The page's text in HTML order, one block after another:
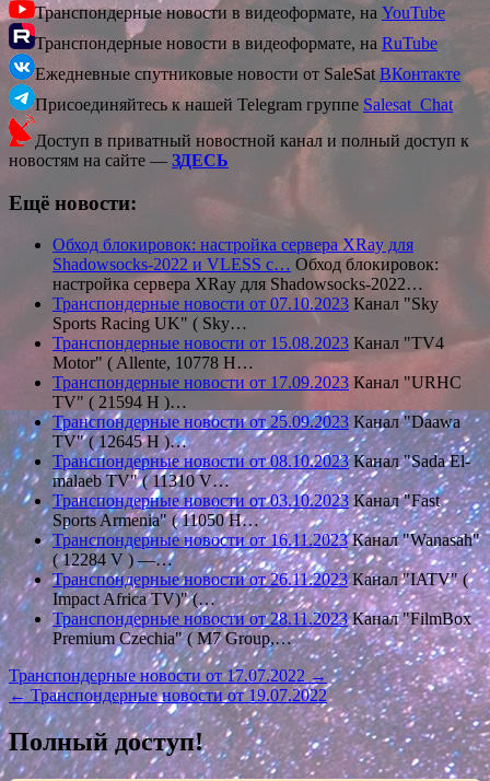
Транспондерные новости в видеоформате, на YouTube
Транспондерные новости в видеоформате, на RuTube
Ежедневные спутниковые новости от SaleSatВКонтакте
Присоединяйтесь к нашей Telegram группе Salesat_Chat
Доступ в приватный новостной канал и полный доступ к
новостям на сайте — ЗДЕСЬ
Ещё новости:
Обход блокировок: настройка сервера XRay для
Shadowsocks-2022 и VLESS с… Обход блокировок:
настройка сервера XRay для Shadowsocks-2022…
Транспондерные новости от 07.10.2023 Канал "Sky
Sports Racing UK" ( Sky…
Транспондерные новости от 15.08.2023 Канал "TV4
Motor" ( Allente, 10778 H…
Транспондерные новости от 17.09.2023 Канал "URHC
TV" ( 21594 Н )…
Транспондерные новости от 25.09.2023Канал "Daawa
TV" ( 12645 H )…
Транспондерные новости от 08.10.2023Канал "Sada El-
malaeb TV" ( 11310 V…
Транспондерные новости от 03.10.2023Канал "Fast
Sports Armenia" ( 11050 H…
Транспондерные новости от 16.11.2023Канал "Wanasah"
( 12284 V ) —…
Транспондерные новости от 26.11.2023Канал "IATV" (
Impact Africa TV)" (…
Транспондерные новости от 28.11.2023Канал "FilmBox
Premium Czechia" ( M7 Group,…
Навигация
по
записям
Транспондерные новости от 17.07.2022 →
← Транспондерные новости от 19.07.2022
Полный доступ!